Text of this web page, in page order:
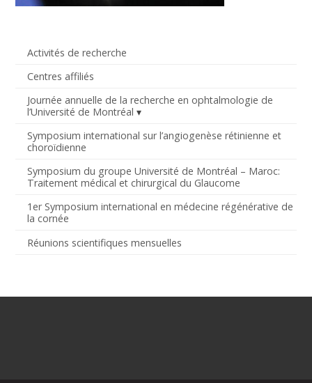
Activités de recherche
Centres affiliés
Journée annuelle de la recherche en ophtalmologie de
l’Université de Montréal
Symposium international sur l’angiogenèse rétinienne et
choroïdienne
Symposium du groupe Université de Montréal – Maroc:
Traitement médical et chirurgical du Glaucome
1er Symposium international en médecine régénérative de
la cornée
Réunions scientifiques mensuelles